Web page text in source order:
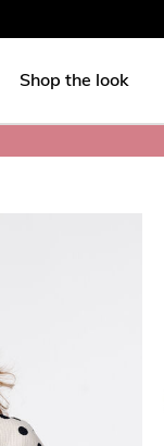
Shop the look